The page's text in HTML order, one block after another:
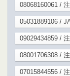
08068160061 /
05031889106 /
09029434859 /
08001706308 /
07015844556 /